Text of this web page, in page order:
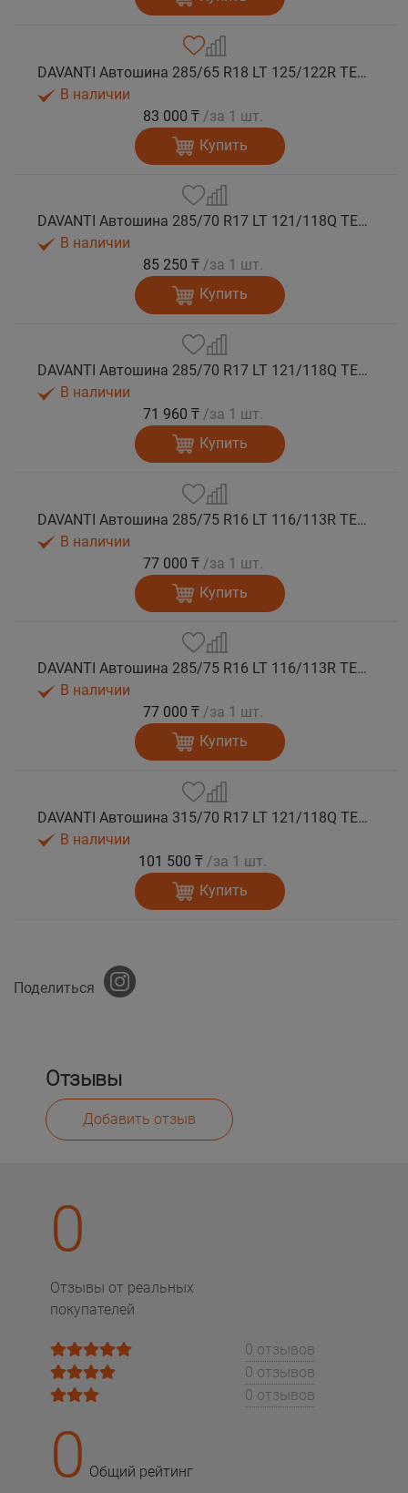
DAVANTI Автошина 285/65 R18 LT 125/122R TERRATOURA A/T RBL 10PR M+S
В наличии
83 000 ₸ /за 1 шт.
Купить
DAVANTI Автошина 285/70 R17 LT 121/118Q TERRATOURA A/T RBL 8PR RPR M+S
В наличии
85 250 ₸ /за 1 шт.
Купить
DAVANTI Автошина 285/70 R17 LT 121/118Q TERRATOURA A/T RWL 8PR RPR M+S
В наличии
71 960 ₸ /за 1 шт.
Купить
DAVANTI Автошина 285/75 R16 LT 116/113R TERRATOURA A/T RBL 6PR RPR M+S
В наличии
77 000 ₸ /за 1 шт.
Купить
DAVANTI Автошина 285/75 R16 LT 116/113R TERRATOURA A/T RWL 6PR RPR M+S
В наличии
77 000 ₸ /за 1 шт.
Купить
DAVANTI Автошина 315/70 R17 LT 121/118Q TERRATOURA A/T RBL 8PR RPR M+S
В наличии
101 500 ₸ /за 1 шт.
Купить
Поделиться
Отзывы
Добавить отзыв
0
Отзывы от реальных
покупателей
0 отзывов
0 отзывов
0 отзывов
0 Общий рейтинг